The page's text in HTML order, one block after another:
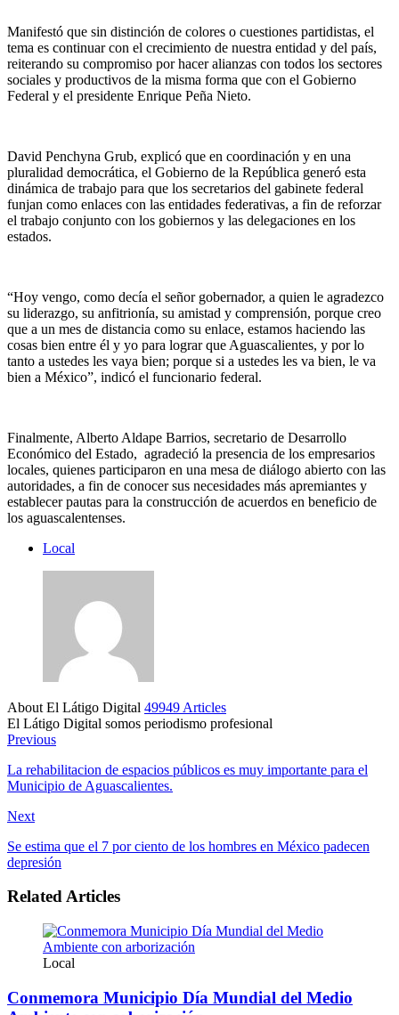
Manifestó que sin distinción de colores o cuestiones partidistas, el
tema es continuar con el crecimiento de nuestra entidad y del país,
reiterando su compromiso por hacer alianzas con todos los sectores
sociales y productivos de la misma forma que con el Gobierno
Federal y el presidente Enrique Peña Nieto.
David Penchyna Grub, explicó que en coordinación y en una
pluralidad democrática, el Gobierno de la República generó esta
dinámica de trabajo para que los secretarios del gabinete federal
funjan como enlaces con las entidades federativas, a fin de reforzar
el trabajo conjunto con los gobiernos y las delegaciones en los
estados.
“Hoy vengo, como decía el señor gobernador, a quien le agradezco
su liderazgo, su anfitrionía, su amistad y comprensión, porque creo
que a un mes de distancia como su enlace, estamos haciendo las
cosas bien entre él y yo para lograr que Aguascalientes, y por lo
tanto a ustedes les vaya bien; porque si a ustedes les va bien, le va
bien a México”, indicó el funcionario federal.
Finalmente, Alberto Aldape Barrios, secretario de Desarrollo
Económico del Estado, agradeció la presencia de los empresarios
locales, quienes participaron en una mesa de diálogo abierto con las
autoridades, a fin de conocer sus necesidades más apremiantes y
establecer pautas para la construcción de acuerdos en beneficio de
los aguascalentenses.
Local
About El Látigo Digital 49949 Articles
El Látigo Digital somos periodismo profesional
Website
Facebook
Previous
La rehabilitacion de espacios públicos es muy importante para el
Municipio de Aguascalientes.
Next
Se estima que el 7 por ciento de los hombres en México padecen
depresión
Related Articles
Local
Conmemora Municipio Día Mundial del Medio